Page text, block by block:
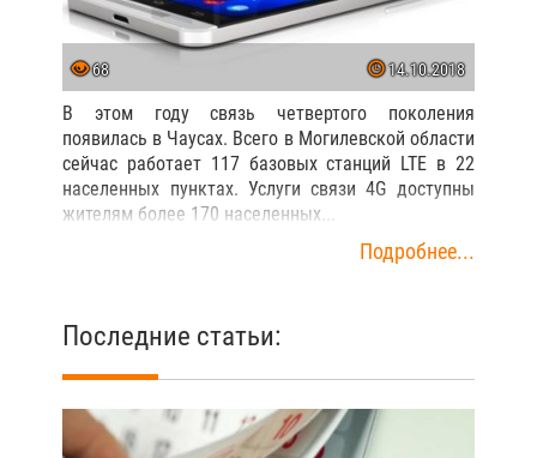
68 14.10.2018
В этом году связь четвертого поколения
появилась в Чаусах. Всего в Могилевской области
сейчас работает 117 базовых станций LTE в 22
населенных пунктах. Услуги связи 4G доступны
жителям более 170 населенных...
Подробнее...
Последние статьи: